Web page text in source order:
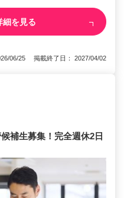
細を見る
06/25 掲載終了日： 2027/04/02
補生募集！完全週休2日